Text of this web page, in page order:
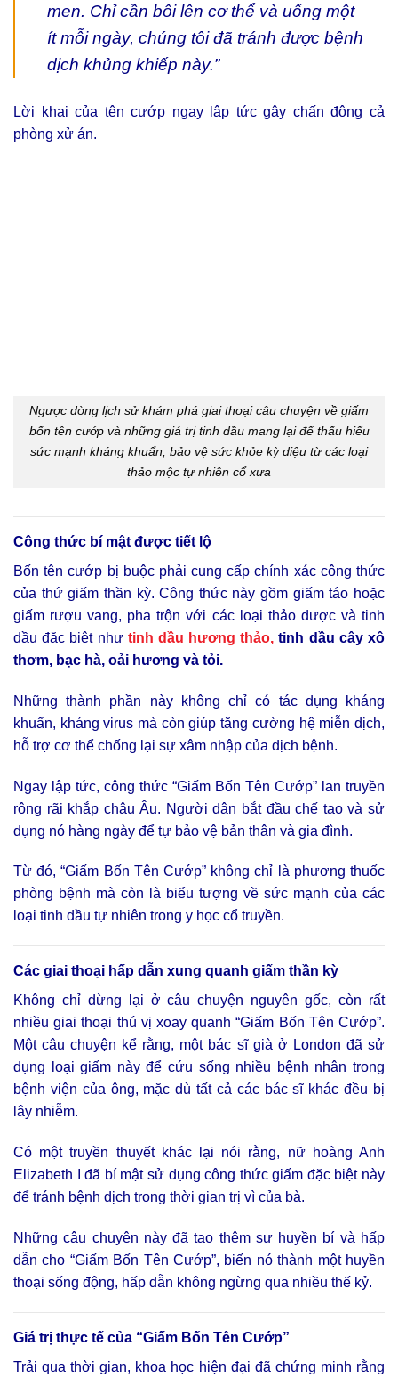
men. Chỉ cần bôi lên cơ thể và uống một
ít mỗi ngày, chúng tôi đã tránh được bệnh
dịch khủng khiếp này.”
Lời khai của tên cướp ngay lập tức gây chấn động cả
phòng xử án.
Ngược dòng lịch sử khám phá giai thoại câu chuyện về giấm
bốn tên cướp và những giá trị tinh dầu mang lại để thấu hiểu
sức mạnh kháng khuẩn, bảo vệ sức khỏe kỳ diệu từ các loại
thảo mộc tự nhiên cổ xưa
Công thức bí mật được tiết lộ
Bốn tên cướp bị buộc phải cung cấp chính xác công thức
của thứ giấm thần kỳ. Công thức này gồm giấm táo hoặc
giấm rượu vang, pha trộn với các loại thảo dược và tinh
dầu đặc biệt như tinh dầu hương thảo, tinh dầu cây xô
thơm, bạc hà, oải hương và tỏi.
Những thành phần này không chỉ có tác dụng kháng
khuẩn, kháng virus mà còn giúp tăng cường hệ miễn dịch,
hỗ trợ cơ thể chống lại sự xâm nhập của dịch bệnh.
Ngay lập tức, công thức “Giấm Bốn Tên Cướp” lan truyền
rộng rãi khắp châu Âu. Người dân bắt đầu chế tạo và sử
dụng nó hàng ngày để tự bảo vệ bản thân và gia đình.
Từ đó, “Giấm Bốn Tên Cướp” không chỉ là phương thuốc
phòng bệnh mà còn là biểu tượng về sức mạnh của các
loại tinh dầu tự nhiên trong y học cổ truyền.
Các giai thoại hấp dẫn xung quanh giấm thần kỳ
Không chỉ dừng lại ở câu chuyện nguyên gốc, còn rất
nhiều giai thoại thú vị xoay quanh “Giấm Bốn Tên Cướp”.
Một câu chuyện kể rằng, một bác sĩ già ở London đã sử
dụng loại giấm này để cứu sống nhiều bệnh nhân trong
bệnh viện của ông, mặc dù tất cả các bác sĩ khác đều bị
lây nhiễm.
Có một truyền thuyết khác lại nói rằng, nữ hoàng Anh
Elizabeth I đã bí mật sử dụng công thức giấm đặc biệt này
để tránh bệnh dịch trong thời gian trị vì của bà.
Những câu chuyện này đã tạo thêm sự huyền bí và hấp
dẫn cho “Giấm Bốn Tên Cướp”, biến nó thành một huyền
thoại sống động, hấp dẫn không ngừng qua nhiều thế kỷ.
Giá trị thực tế của “Giấm Bốn Tên Cướp”
Trải qua thời gian, khoa học hiện đại đã chứng minh rằng